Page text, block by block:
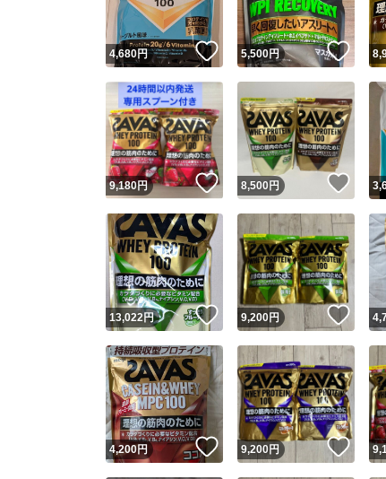
安心
安
取引
取
他
4,680円 いいね！
5,500円 い
9,180円 いいね！
8,500円 い
13,022円 いいね！
9,200円 い
4,200円 いいね！
9,200円 い